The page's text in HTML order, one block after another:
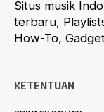
Situs musik
terbaru,
How-To,
KETENTUAN